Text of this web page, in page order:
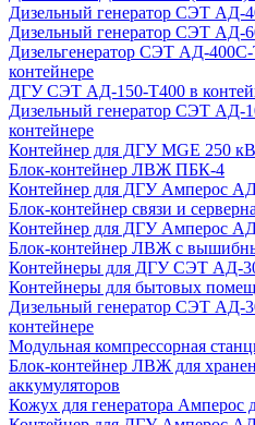
Дизельный генератор СЭТ АД-
Дизельный генератор СЭТ АД-
Дизельгенератор СЭТ АД-
контейнере
ДГУ СЭТ АД-150-Т400 в
Дизельный генератор СЭТ АД-
контейнере
Контейнер для ДГУ MGE 250
Блок-контейнер ЛВЖ ПБК-4
Контейнер для ДГУ Амперос
Блок-контейнер связи и
Контейнер для ДГУ Амперос
Блок-контейнер ЛВЖ с
Контейнеры для ДГУ СЭТ АД-
Контейнеры для бытовых
Дизельный генератор СЭТ АД-
контейнере
Модульная компрессорная
Блок-контейнер ЛВЖ для
аккумуляторов
Кожух для генератора Амперос